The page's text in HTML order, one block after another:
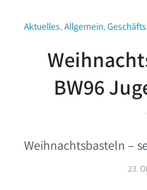
Aktuelles,Allgemein,
BW96
Weihnachtsbasteln –
23.